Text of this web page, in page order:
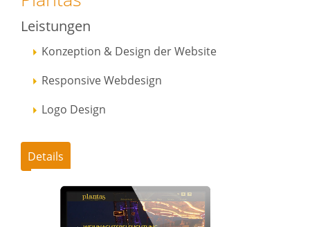
Leistungen
Konzeption & Design der Website
Responsive Webdesign
Logo Design
Details